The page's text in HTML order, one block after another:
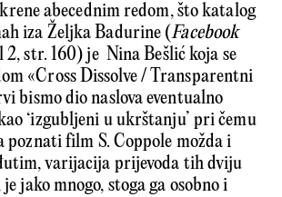
abecednim redom, što katalog
iza Željka Badurine (Facebook
2, str. 160) je Nina Bešlić koja se
«Cross Dissolve / Transparentni
bismo dio naslova eventualno
‘izgubljeni u ukrštanju’ pri čemu
poznati film S. Coppole možda i
varijacija prijevoda tih dviju
jako mnogo, stoga ga osobno i